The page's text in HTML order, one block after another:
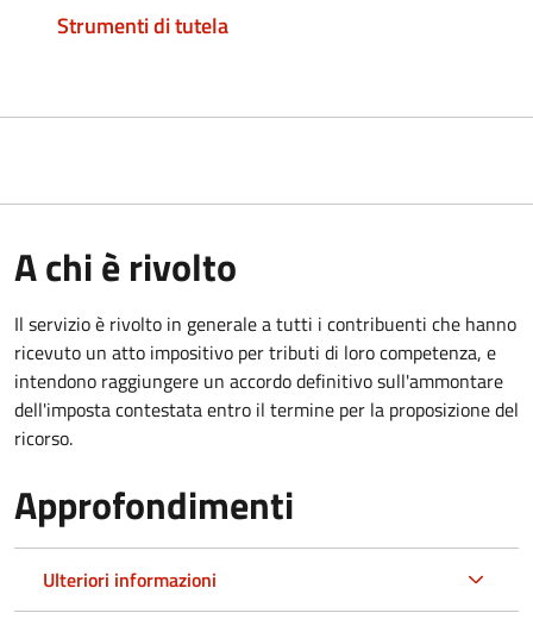
Strumenti di tutela
A chi è rivolto
Il servizioè rivolto in generale a tutti i contribuenti che hanno
ricevuto un atto impositivo per tributi di loro competenza, e
intendono raggiungere un accordo definitivo sull'ammontare
dell'imposta contestata entro il termine per la proposizione del
ricorso.
Approfondimenti
Ulteriori informazioni